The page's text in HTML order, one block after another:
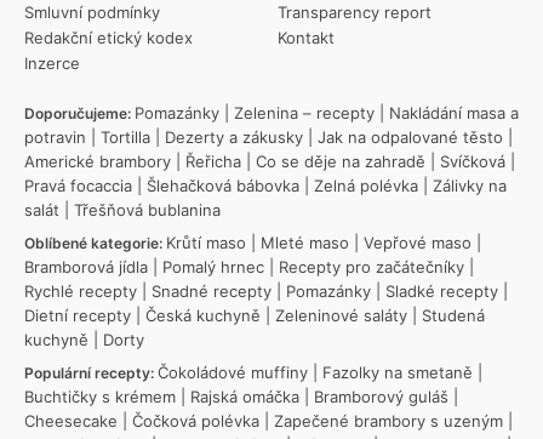
Smluvní podmínky
Redakční etický kodex
Inzerce
Transparency report
Kontakt
Doporučujeme: Pomazánky Zelenina – recepty
Nakládání masa a
potravin
Tortilla Dezerty a zákusky Jak na odpalované těsto
Americké brambory
Řeřicha Co se děje na zahradě Svíčková
Pravá focaccia
Šlehačková bábovka Zelná polévka
Zálivky na
salát
Třešňová bublanina
Oblíbené kategorie: Krůtí maso Mleté maso Vepřové maso
Bramborová jídla
Pomalý hrnec Recepty pro začátečníky
Rychlé recepty
Snadné recepty Pomazánky Sladké recepty
Dietní recepty
Česká kuchyně Zeleninové saláty
Studená
kuchyně
Dorty
Populární recepty: Čokoládové muffiny Fazolky na smetaně
Buchtičky s krémem
Rajská omáčka Bramborový guláš
Cheesecake
Čočková polévka Zapečené brambory s uzeným